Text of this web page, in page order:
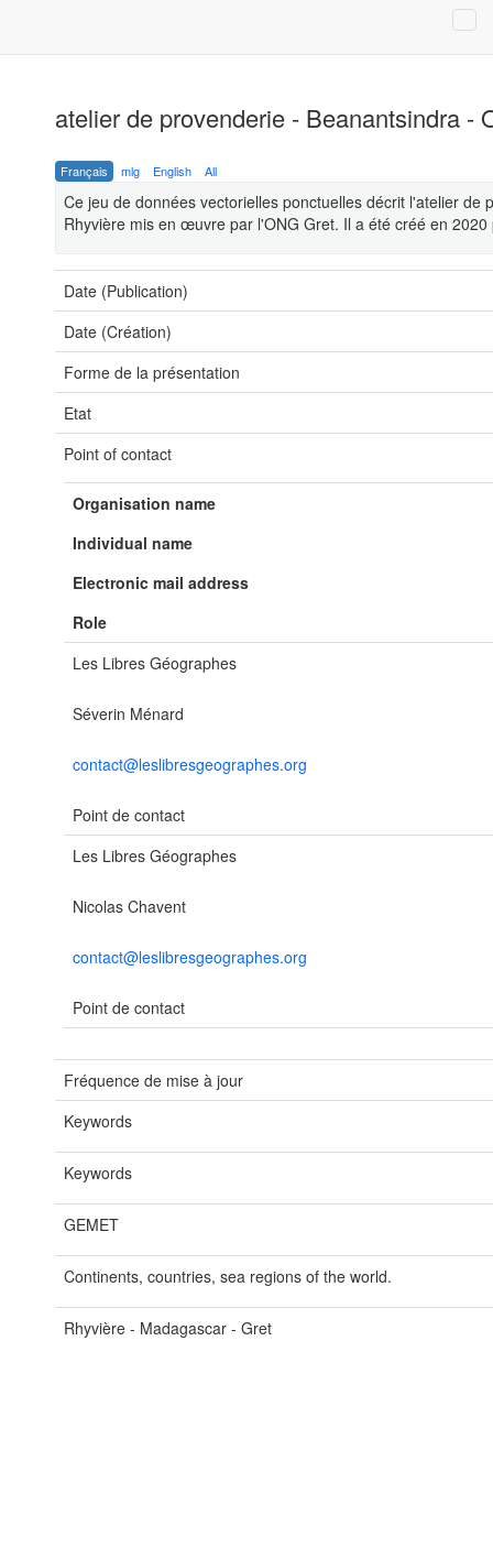
atelier de provenderie - Beanantsindra -
Français mlg English All
Ce jeu de données vectorielles ponctuelles décrit l'atelier
Rhyvière mis en œuvre par l'ONG Gret. Il a été créé en
Date (Publication)
Date (Création)
Forme de la présentation
Etat
Point of contact
Organisation name
Individual name
Electronic mail address
Role
Les Libres Géographes
Séverin Ménard
contact@leslibresgeographes.org
Point de contact
Les Libres Géographes
Nicolas Chavent
contact@leslibresgeographes.org
Point de contact
Fréquence de mise à jour
Keywords
Keywords
GEMET
Continents, countries, sea regions of the world.
Rhyvière - Madagascar - Gret